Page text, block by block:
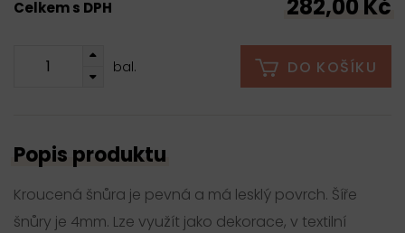
Celkem s DPH 282,00 Kč
bal. DO KOŠÍKU
Popis produktu
Kroucená šnůra je pevná a má lesklý povrch. Šíře
šnůry je 4mm. Lze využít jako dekorace, v textilní